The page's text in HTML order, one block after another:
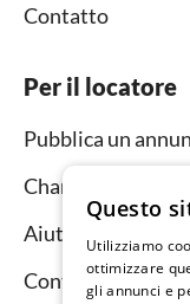
Contatto
Per il locatore
Pubblica un
Channel Manager
Aiuto per i locatori
Contatto
Questo
Utilizziamo
ottimizzare
gli annunci e